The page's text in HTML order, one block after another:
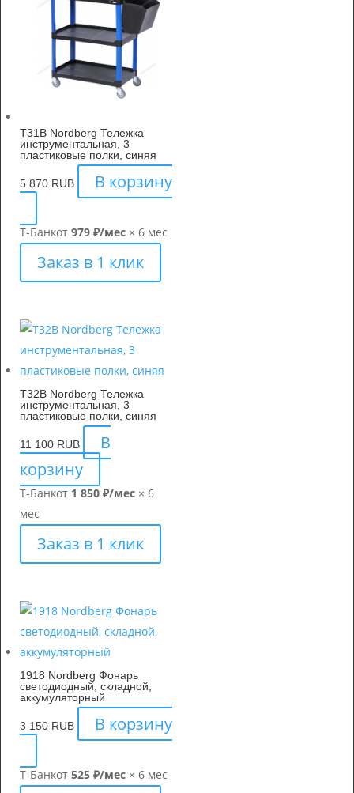
T31B Nordberg Тележка
инструментальная, 3
пластиковые полки, синяя
5 870 RUB В корзину
Т-Банкот 979 ₽/мес × 6 мес
Заказ в 1 клик
T32B Nordberg Тележка
инструментальная, 3
пластиковые полки, синяя
11 100 RUB
В
корзину
Т-Банкот 1 850 ₽/мес × 6
мес
Заказ в 1 клик
1918 Nordberg Фонарь
светодиодный, складной,
аккумуляторный
3 150 RUB В корзину
Т-Банкот 525 ₽/мес × 6 мес